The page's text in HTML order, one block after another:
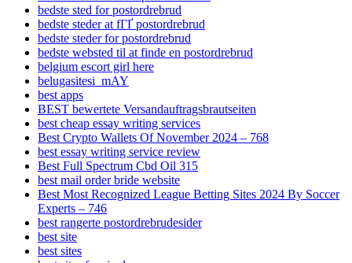
bedste sted for postordrebrud
bedste steder at fГҐ postordrebrud
bedste steder for postordrebrud
bedste websted til at finde en postordrebrud
belgium escort girl here
belugasitesi_mAY
best apps
BEST bewertete Versandauftragsbrautseiten
best cheap essay writing services
Best Crypto Wallets Of November 2024 – 768
best essay writing service review
Best Full Spectrum Cbd Oil 315
best mail order bride website
Best Most Recognized League Betting Sites 2024 By Soccer
Experts – 746
best rangerte postordrebrudesider
best site
best sites